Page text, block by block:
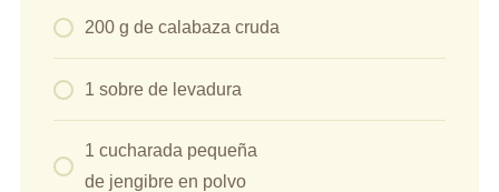
200 g de calabaza cruda
1 sobre de levadura
1 cucharada pequeña
de jengibre en polvo